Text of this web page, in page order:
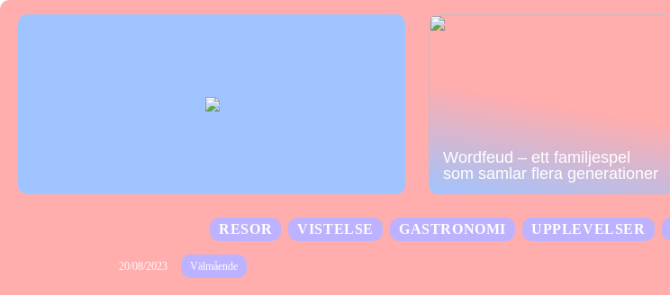
Wordfeud – ett familjespel
som samlar flera generationer
RESOR VISTELSE GASTRONOMI UPPLEVELSER
20/08/2023 Välmående